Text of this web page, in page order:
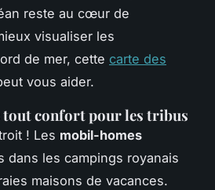
reste au cœur de
visualiser les
de mer, cette carte des
vous aider.
confort pour les tribus
! Les mobil-homes
dans les campings royanais
maisons de vacances.